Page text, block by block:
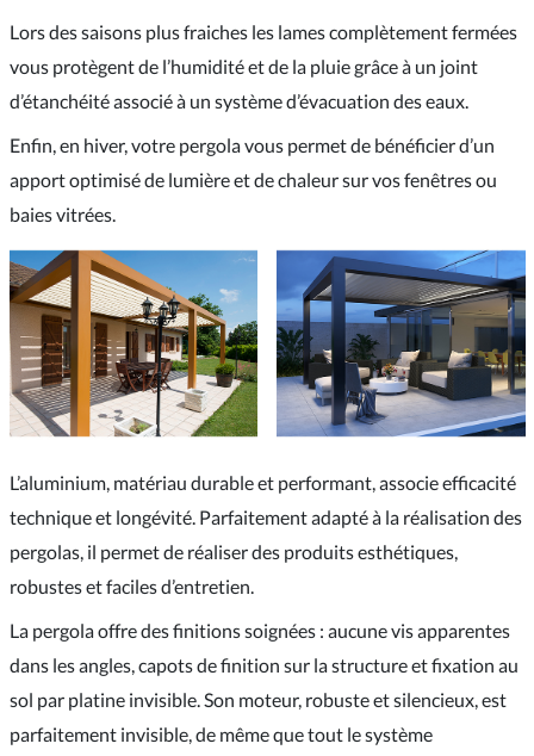
Lors des saisons plus fraiches les lames complètement fermées
vous protègent de l’humidité et de la pluie grâce à un joint
d’étanchéité associé à un système d’évacuation des eaux.
Enfin, en hiver, votre pergola vous permet de bénéficier d’un
apport optimisé de lumière et de chaleur sur vos fenêtres ou
baies vitrées.
L’aluminium, matériau durable et performant, associe efficacité
technique et longévité. Parfaitement adapté à la réalisation des
pergolas, il permet de réaliser des produits esthétiques,
robustes et faciles d’entretien.
La pergola offre des finitions soignées : aucune vis apparentes
dans les angles, capots de finition sur la structure et fixation au
sol par platine invisible. Son moteur, robuste et silencieux, est
parfaitement invisible, de même que tout le système